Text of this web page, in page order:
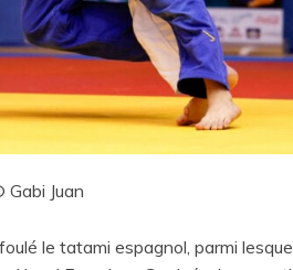
Juan
le tatami espagnol, parmi